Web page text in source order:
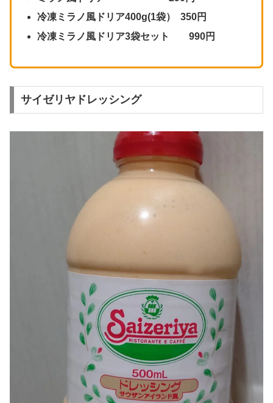
冷凍ミラノ風ドリア400g(1袋） 350円
冷凍ミラノ風ドリア3袋セット 990円
サイゼリヤドレッシング